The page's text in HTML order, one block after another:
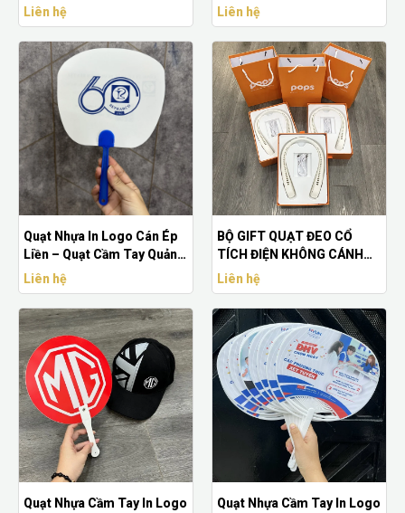
Doanh Nghiệp
Liên hệ Cầm Tay Quảng Cáo
Liên hệ
Quạt Nhựa In Logo Cán Ép
Liền – Quạt Cầm Tay Quảng
Cáo Giá Rẻ
Liên hệ
BỘ GIFT QUẠT ĐEO CỔ
TÍCH ĐIỆN KHÔNG CÁNH
TIỆN LỢI - CÓ 3 CHẾ ĐỘ GIÓ
Liên hệ
Quạt Nhựa Cầm Tay In Logo
Quạt Nhựa Cầm Tay In Logo